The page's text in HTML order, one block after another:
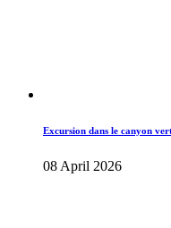
Excursion dans le canyon
08 April 2026